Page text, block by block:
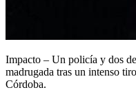
Impacto – Un policía y dos
madrugada tras un intenso
Córdoba.